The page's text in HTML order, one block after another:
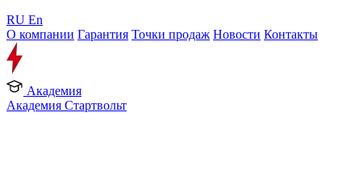
RU En
О компании Гарантия Точки продаж Новости Контакты
Академия
Академия Стартвольт